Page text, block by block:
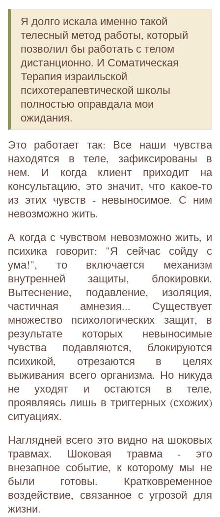
Я долго искала именно такой
телесный метод работы, который
позволил бы работать с телом
дистанционно. И Соматическая
Терапия израильской
психотерапевтической школы
полностью оправдала мои
ожидания.
Это работает так: Все наши чувства
находятся в теле, зафиксированы в
нем. И когда клиент приходит на
консультацию, это значит, что какое-то
из этих чувств - невыносимое. С ним
невозможно жить.
А когда с чувством невозможно жить, и
психика говорит: "Я сейчас сойду с
ума!", то включается механизм
внутренней защиты, блокировки.
Вытеснение, подавление, изоляция,
частичная амнезия... Существует
множество психологических защит, в
результате которых невыносимые
чувства подавляются, блокируются
психикой, отрезаются в целях
выживания всего организма. Но никуда
не уходят и остаются в теле,
проявляясь лишь в триггерных (схожих)
ситуациях.
Наглядней всего это видно на шоковых
травмах. Шоковая травма - это
внезапное событие, к которому мы не
были готовы. Кратковременное
воздействие, связанное с угрозой для
жизни.